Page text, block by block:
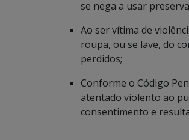
se nega a usar
Ao ser vítima de
roupa, ou se lave, do
perdidos;
Conforme o Código
atentado violento ao
consentimento e